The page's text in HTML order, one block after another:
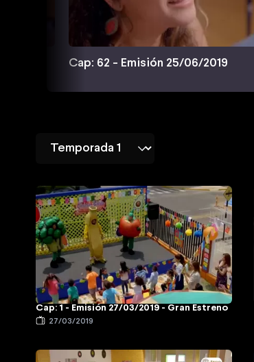
Cap: 62 - Emisión 25/06/2019
Cap: 1 - Emisión 27/03/2019 - Gran Estreno
27/03/2019